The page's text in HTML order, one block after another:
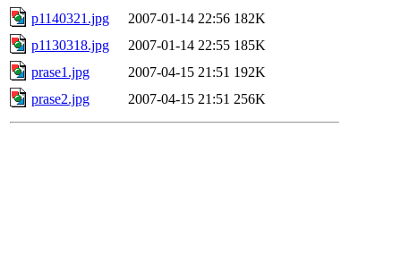
p1140321.jpg
2007-01-14 22:56 182K
p1130318.jpg
2007-01-14 22:55 185K
prase1.jpg
2007-04-15 21:51 192K
prase2.jpg
2007-04-15 21:51 256K